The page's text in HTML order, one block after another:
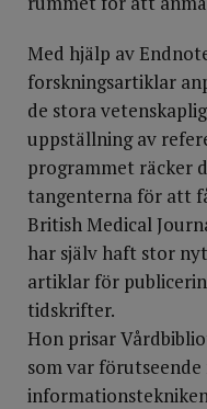
Med hjälp av
forskningsartiklar
de stora
uppställning av
programmet räcker
tangenterna för att
British Medical
har själv haft stor
artiklar för
tidskrifter.
Hon prisar
som var